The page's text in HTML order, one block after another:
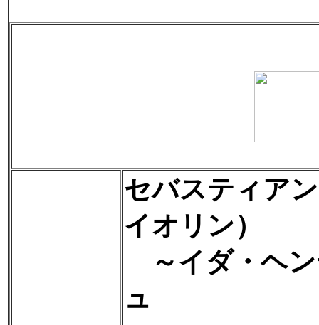
セバスティア
イオリン）
～イダ・ヘ
ュ